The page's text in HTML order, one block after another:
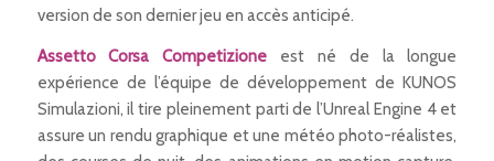
version de son dernier jeu en accès anticipé.
Assetto Corsa Competizione est né de la longue
expérience de l’équipe de développement de KUNOS
Simulazioni, il tire pleinement parti de l’Unreal Engine 4 et
assure un rendu graphique et une météo photo-réalistes,